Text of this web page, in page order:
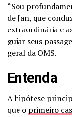
“Sou
de Jan, que
extraordinária e
guiar seus
geral da OMS.
Entenda
A hipótese
que o primeiro